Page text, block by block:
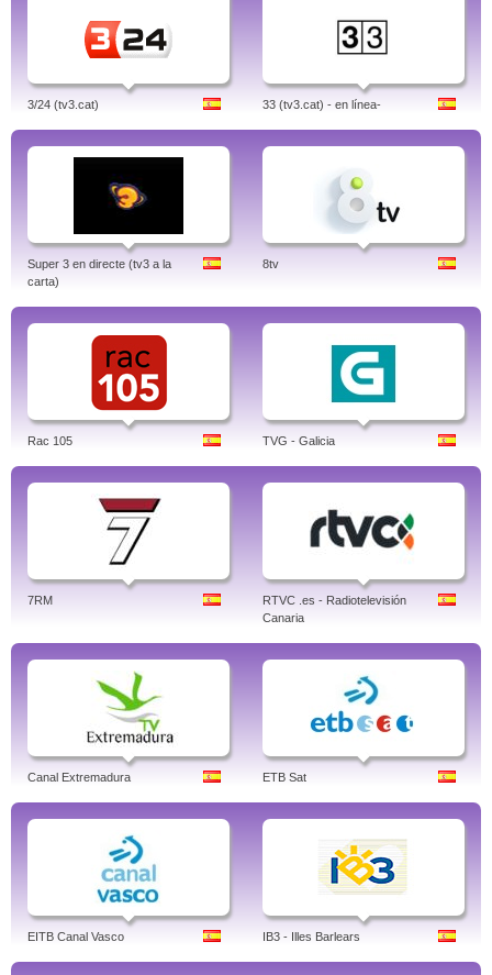
3/24 (tv3.cat) 33 (tv3.cat) - en línea-
Super 3 en directe (tv3 a la
carta)
8tv
Rac 105 TVG - Galicia
7RM
RTVC .es - Radiotelevisión
Canaria
Canal Extremadura ETB Sat
EITB Canal Vasco IB3 - Illes Barlears